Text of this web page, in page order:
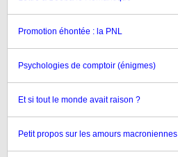
Promotion éhontée : la PNL
Psychologies de comptoir (énigmes)
Et si tout le monde avait raison ?
Petit propos sur les amours macroniennes